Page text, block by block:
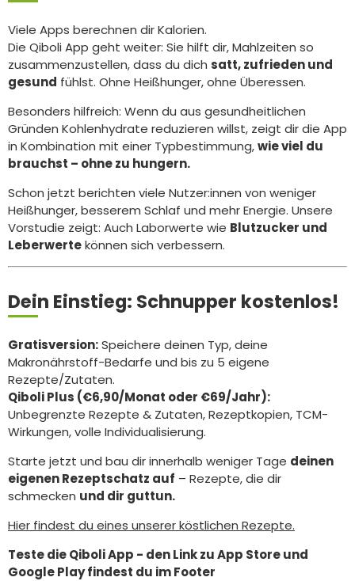
Viele Apps berechnen dir Kalorien.
Die Qiboli App geht weiter: Sie hilft dir, Mahlzeiten so
zusammenzustellen, dass du dich satt, zufrieden und
gesund fühlst. Ohne Heißhunger, ohne Überessen.
Besonders hilfreich: Wenn du aus gesundheitlichen
Gründen Kohlenhydrate reduzieren willst, zeigt dir die App
in Kombination mit einer Typbestimmung,wie viel du
brauchst – ohne zu hungern.
Schon jetzt berichten viele Nutzer:innen von weniger
Heißhunger, besserem Schlaf und mehr Energie. Unsere
Vorstudie zeigt: Auch Laborwerte wie Blutzucker und
Leberwertekönnen sich verbessern.
Dein Einstieg: Schnupper kostenlos!
Gratisversion:Speichere deinen Typ, deine
Makronährstoff-Bedarfe und bis zu 5 eigene
Rezepte/Zutaten.
Qiboli Plus (€6,90/Monat oder €69/Jahr):
Unbegrenzte Rezepte & Zutaten, Rezeptkopien, TCM-
Wirkungen, volle Individualisierung.
Starte jetzt und bau dir innerhalb weniger Tage deinen
eigenen Rezeptschatz auf – Rezepte, die dir
schmecken und dir guttun.
Hier findest du eines unserer köstlichen Rezepte.
Teste die Qiboli App - den Link zu App Store und
Google Play findest du im Footer